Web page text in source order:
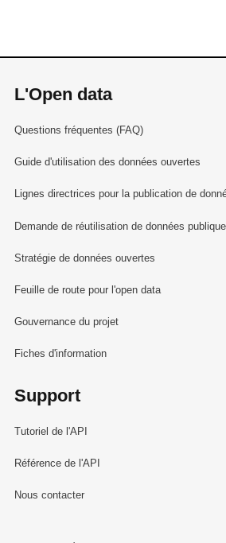
L'Open data
Questions fréquentes (FAQ)
Guide d'utilisation des données ouvertes
Lignes directrices pour la publication de
Demande de réutilisation de données
Stratégie de données ouvertes
Feuille de route pour l'open data
Gouvernance du projet
Fiches d'information
Support
Tutoriel de l'API
Référence de l'API
Nous contacter